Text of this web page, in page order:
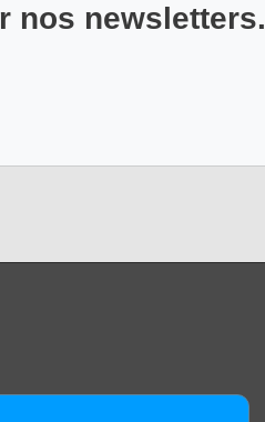
nos newsletters.